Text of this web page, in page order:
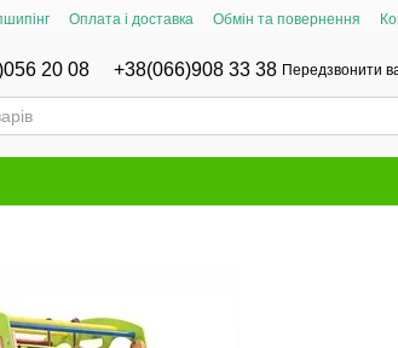
Оплата і доставка Обмін та повернення
20 08 +38(066)908 33 38 Передзвонити